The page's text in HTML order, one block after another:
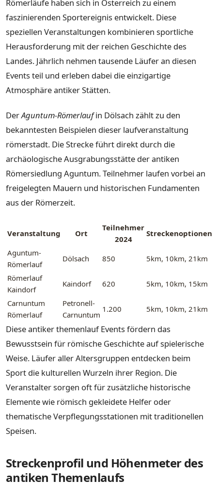
Römerläufe haben sich in Österreich zu einem
faszinierenden Sportereignis entwickelt. Diese
speziellen Veranstaltungen kombinieren sportliche
Herausforderung mit der reichen Geschichte des
Landes. Jährlich nehmen tausende Läufer an diesen
Events teil und erleben dabei die einzigartige
Atmosphäre antiker Stätten.
DerAguntum-Römerlaufin Dölsach zählt zu den
bekanntesten Beispielen dieser laufveranstaltung
römerstadt. Die Strecke führt direkt durch die
archäologische Ausgrabungsstätte der antiken
Römersiedlung Aguntum. Teilnehmer laufen vorbei an
freigelegten Mauern und historischen Fundamenten
aus der Römerzeit.
Veranstaltung Ort
Teilnehmer
2024
Streckenoptionen
Aguntum-
Römerlauf
Dölsach 850
5km, 10km, 21km
Römerlauf
Kaindorf
Kaindorf 620
5km, 10km, 15km
Carnuntum
Römerlauf
Petronell-
Carnuntum
1.200 5km, 10km, 21km
Diese antiker themenlauf Events fördern das
Bewusstsein für römische Geschichte auf spielerische
Weise. Läufer aller Altersgruppen entdecken beim
Sport die kulturellen Wurzeln ihrer Region. Die
Veranstalter sorgen oft für zusätzliche historische
Elemente wie römisch gekleidete Helfer oder
thematische Verpflegungsstationen mit traditionellen
Speisen.
Streckenprofil und Höhenmeter des
antiken Themenlaufs